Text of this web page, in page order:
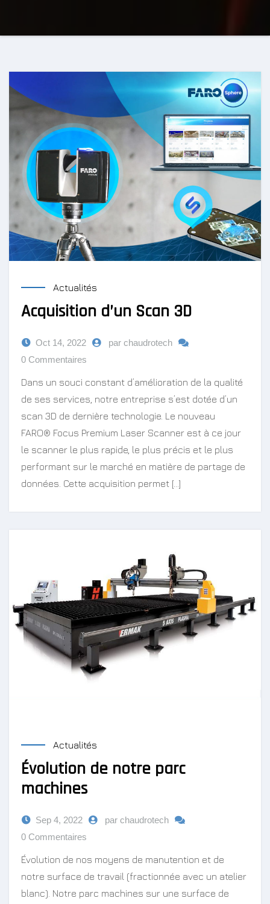
Actualités
Acquisition d’un Scan 3D
Oct 14, 2022
par chaudrotech
0 Commentaires
Dans un souci constant d’amélioration de la qualité
de ses services, notre entreprise s’est dotée d’un
scan 3D de dernière technologie. Le nouveau
FARO® Focus Premium Laser Scanner est à ce jour
le scanner le plus rapide, le plus précis et le plus
performant sur le marché en matière de partage de
données. Cette acquisition permet […]
Actualités
Évolution de notre parc
machines
Sep 4, 2022
par chaudrotech
0 Commentaires
Évolution de nos moyens de manutention et de
notre surface de travail (fractionnée avec un atelier
blanc). Notre parc machines sur une surface de